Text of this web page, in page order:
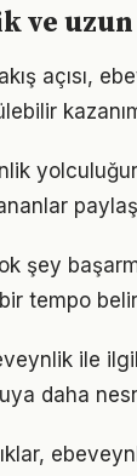
ve
açısı,
şey
tempo
ile
daha